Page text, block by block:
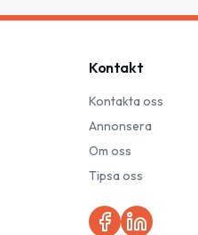
Kontakt
Kontakta oss
Annonsera
Om oss
Tipsa oss